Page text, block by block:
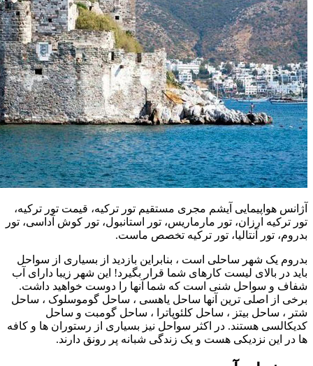
آژانس هواپیمایی آیشم مجری مستقیم تور ترکیه، قیمت تور ترکیه،
تور ترکیه ارزان، تور مارماریس، تور استانبول، تور کوش آداسی، تور
بدروم، تور آنتالیا، تور ترکیه تخصص ماست.
بدروم یک شهر ساحلی است ، بنابراین بازدید از بسیاری از سواحل
باید در بالای لیست کارهای شما قرار بگیرد! این شهر زیبا دارای آب
شفاف و سواحل شنی است که شما آنها را دوست خواهید داشت.
برخی از اصلی ترین آنها ساحل یاهسی ، ساحل گوموسلوک ، ساحل
شتر ، ساحل بیتز ، ساحل کلئوپاترا ، ساحل گومبت و ساحل
کدیکالسی هستند. در اکثر سواحل نیز بسیاری از رستوران ها و کافه
ها در این نزدیکی هست و یک زندگی شبانه پر رونق دارند.